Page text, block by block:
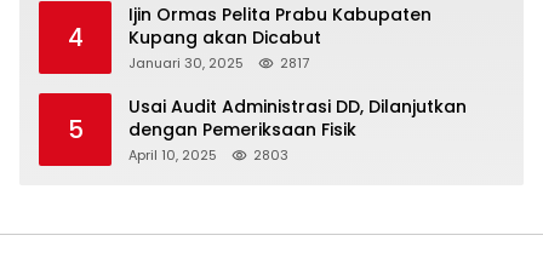
4
Ijin Ormas Pelita Prabu Kabupaten
Kupang akan Dicabut
Januari 30, 2025 2817
5
Usai Audit Administrasi DD, Dilanjutkan
dengan Pemeriksaan Fisik
April 10, 2025 2803